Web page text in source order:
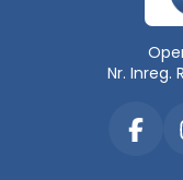
Nr. Inreg.